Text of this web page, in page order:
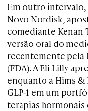
Em outro intervalo,
Novo Nordisk,
comediante Kenan
versão oral do
recentemente pela
(FDA). A Eli Lilly
enquanto a Hims
GLP-1 em um
terapias hormonais